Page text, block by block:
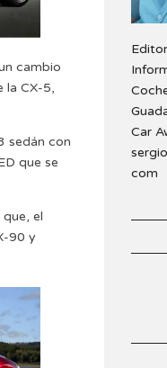
cambio
la CX-5,
sedán con
que se
el
90 y
Car
com